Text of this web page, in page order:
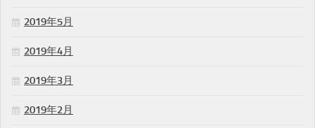
2019年5月
2019年4月
2019年3月
2019年2月